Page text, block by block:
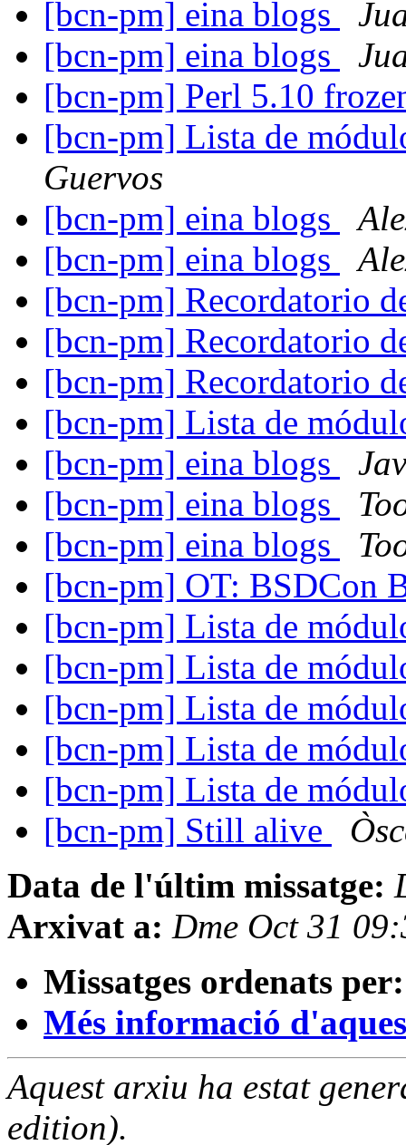
[bcn-pm] eina blogs
[bcn-pm] eina blogs
[bcn-pm] Perl 5.10
[bcn-pm] Lista de
Guervos
[bcn-pm] eina blogs
[bcn-pm] eina blogs
[bcn-pm] Recordatorio
[bcn-pm] Recordatorio
[bcn-pm] Recordatorio
[bcn-pm] Lista de
[bcn-pm] eina blogs
[bcn-pm] eina blogs
[bcn-pm] eina blogs
[bcn-pm] OT: BSDCon
[bcn-pm] Lista de
[bcn-pm] Lista de
[bcn-pm] Lista de
[bcn-pm] Lista de
[bcn-pm] Lista de
[bcn-pm] Still alive
Data de l'últim missatge:
Arxivat a: Dme Oct 31
Missatges ordenats per:
Més informació
Aquest arxiu ha estat
edition).